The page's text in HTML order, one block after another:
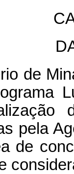
de
pela
de